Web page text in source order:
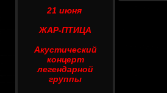
21 июня
ЖАР-ПТИЦА
Акустический
концерт
легендарной
группы